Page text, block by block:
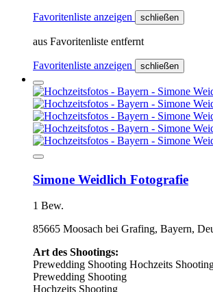
Favoritenliste anzeigen schließen
aus Favoritenliste entfernt
Favoritenliste anzeigen schließen
Simone Weidlich Fotografie
1 Bew.
85665 Moosach bei Grafing, Bayern,
Art des Shootings:
Prewedding Shooting Hochzeits
Prewedding Shooting
Hochzeits Shooting